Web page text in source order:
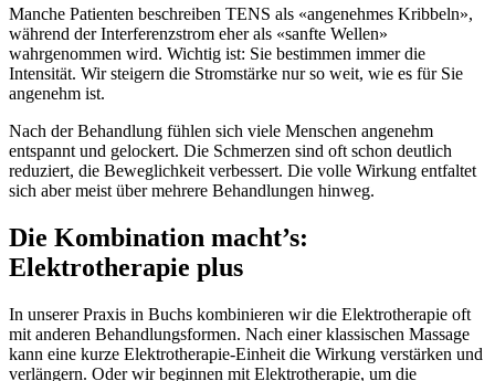
Manche Patienten beschreiben TENS als «angenehmes Kribbeln»,
während der Interferenzstrom eher als «sanfte Wellen»
wahrgenommen wird. Wichtig ist: Sie bestimmen immer die
Intensität. Wir steigern die Stromstärke nur so weit, wie es für Sie
angenehm ist.
Nach der Behandlung fühlen sich viele Menschen angenehm
entspannt und gelockert. Die Schmerzen sind oft schon deutlich
reduziert, die Beweglichkeit verbessert. Die volle Wirkung entfaltet
sich aber meist über mehrere Behandlungen hinweg.
Die Kombination macht’s:
Elektrotherapie plus
In unserer Praxis in Buchs kombinieren wir die Elektrotherapie oft
mit anderen Behandlungsformen. Nach einer klassischen Massage
kann eine kurze Elektrotherapie-Einheit die Wirkung verstärken und
verlängern. Oder wir beginnen mit Elektrotherapie, um die